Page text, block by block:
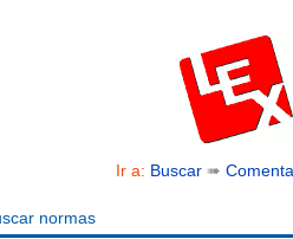
Ir a: Buscar➠
normas